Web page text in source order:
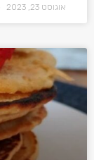
אוגוסט 23, 2023